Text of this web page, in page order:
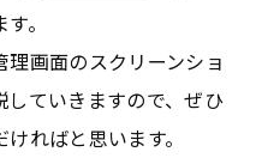
。
画面のスクリーンショ
していきますので、ぜひ
ればと思います。